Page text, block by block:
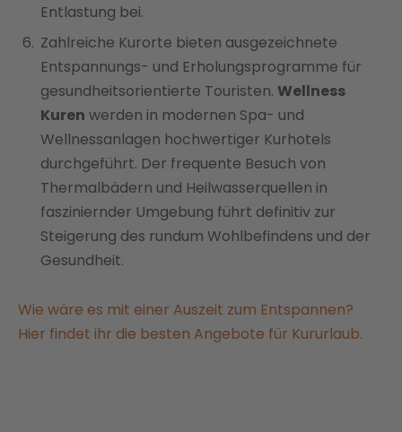
Entlastung bei.
Zahlreiche Kurorte bieten ausgezeichnete
Entspannungs- und Erholungsprogramme für
gesundheitsorientierte Touristen. Wellness
Kuren werden in modernen Spa- und
Wellnessanlagen hochwertiger Kurhotels
durchgeführt. Der frequente Besuch von
Thermalbädern und Heilwasserquellen in
fasziniernder Umgebung führt definitiv zur
Steigerung des rundum Wohlbefindens und der
Gesundheit.
Wie wäre es mit einer Auszeit zum Entspannen?
Hier findet ihr die besten Angebote für Kururlaub.